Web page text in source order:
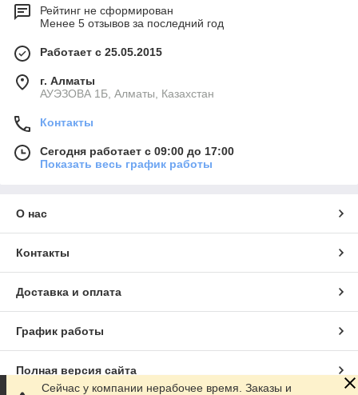
Рейтинг не сформирован
Менее 5 отзывов за последний год
Работает с 25.05.2015
г. Алматы
АУЭЗОВА 1Б, Алматы, Казахстан
Контакты
Сегодня работает с 09:00 до 17:00
Показать весь график работы
О нас
Контакты
Доставка и оплата
График работы
Полная версия сайта
Сейчас у компании нерабочее время. Заказы и